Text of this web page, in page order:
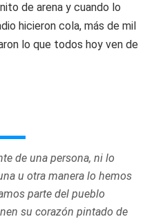
de arena y cuando lo
hicieron cola, más de mil
lo que todos hoy ven de
de una persona, ni lo
u otra manera lo hemos
parte del pueblo
su corazón pintado de